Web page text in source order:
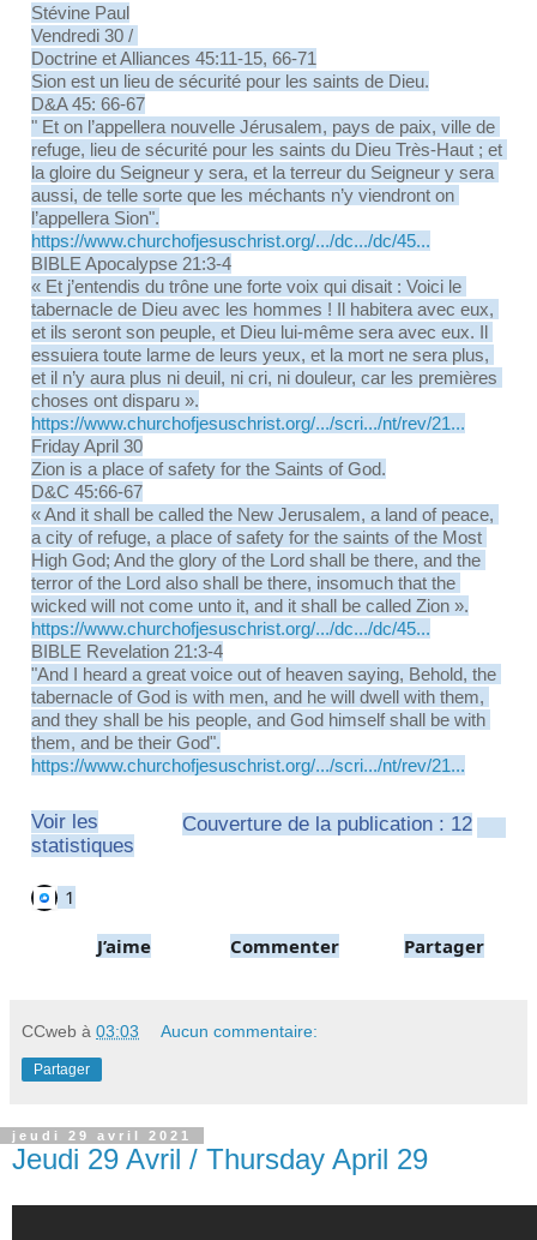
Stévine Paul
Vendredi 30 /
Doctrine et Alliances 45:11-15, 66-71
Sion est un lieu de sécurité pour les saints de Dieu.
D&A 45: 66-67
" Et on l’appellera nouvelle Jérusalem, pays de paix, ville de
refuge, lieu de sécurité pour les saints du Dieu Très-Haut ; et
la gloire du Seigneur y sera, et la terreur du Seigneur y sera
aussi, de telle sorte que les méchants n’y viendront on
l’appellera Sion".
https://www.churchofjesuschrist.org/.../dc.../dc/45...
BIBLE Apocalypse 21:3-4
« Et j’entendis du trône une forte voix qui disait : Voici le
tabernacle de Dieu avec les hommes ! Il habitera avec eux,
et ils seront son peuple, et Dieu lui-même sera avec eux. Il
essuiera toute larme de leurs yeux, et la mort ne sera plus,
et il n’y aura plus ni deuil, ni cri, ni douleur, car les premières
choses ont disparu ».
https://www.churchofjesuschrist.org/.../scri.../nt/rev/21...
Friday April 30
Zion is a place of safety for the Saints of God.
D&C 45:66-67
« And it shall be called the New Jerusalem, a land of peace,
a city of refuge, a place of safety for the saints of the Most
High God; And the glory of the Lord shall be there, and the
terror of the Lord also shall be there, insomuch that the
wicked will not come unto it, and it shall be called Zion ».
https://www.churchofjesuschrist.org/.../dc.../dc/45...
BIBLE Revelation 21:3-4
"And I heard a great voice out of heaven saying, Behold, the
tabernacle of God is with men, and he will dwell with them,
and they shall be his people, and God himself shall be with
them, and be their God".
https://www.churchofjesuschrist.org/.../scri.../nt/rev/21...
Voir les
statistiques
Couverture de la publication : 12
1
1
J’aime Commenter Partager
CCweb à 03:03 Aucun commentaire:
Partager
jeudi 29 avril 2021
Jeudi 29 Avril / Thursday April 29